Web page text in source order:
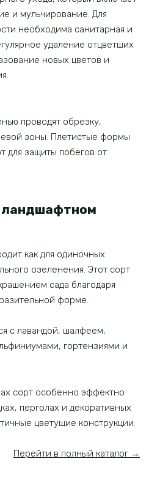
и мульчирование. Для
необходима санитарная и
удаление отцветших
новых цветов и
проводят обрезку,
зоны. Плетистые формы
для защиты побегов от
ландшафтном
как для одиночных
озеленения. Этот сорт
сада благодаря
форме.
с лавандой, шалфеем,
гортензиями и
сорт особенно эффектно
перголах и декоративных
цветущие конструкции.
Перейти в полный каталог →